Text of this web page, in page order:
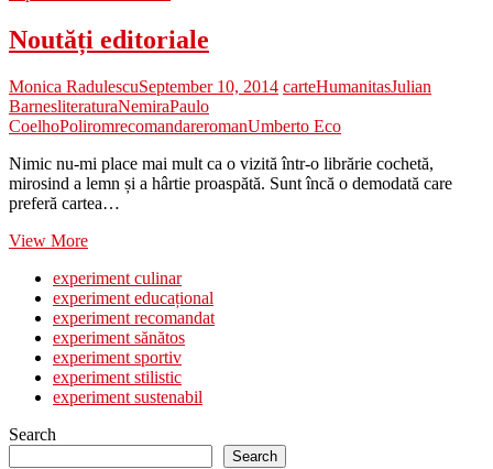
Noutăți editoriale
Monica RadulescuSeptember 10, 2014 carteHumanitasJulian
BarnesliteraturaNemiraPaulo
CoelhoPoliromrecomandareromanUmberto Eco
Nimic nu-mi place mai mult ca o vizită într-o librărie cochetă,
mirosind a lemn și a hârtie proaspătă. Sunt încă o demodată care
preferă cartea…
View MoreNoutăți
experiment culinar
experiment educațional
experiment recomandat
experiment sănătos
experiment sportiv
experiment stilistic
experiment sustenabil
Search
Search